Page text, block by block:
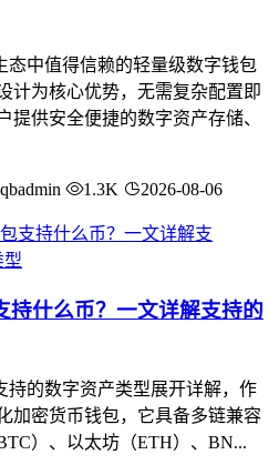
态中值得信赖的轻量级数字钱包
计为核心优势，无需复杂配置即
提供安全便捷的数字资产存储、
qbadmin 1.3K 2026-08-06
持什么币？一文详解支持的
持的数字资产类型展开详解，作
加密货币钱包，它具备多链兼容
）、以太坊（ETH）、BN...